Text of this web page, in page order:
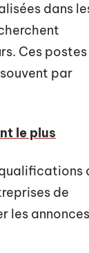
dans
Ces
par
le plus
de
les